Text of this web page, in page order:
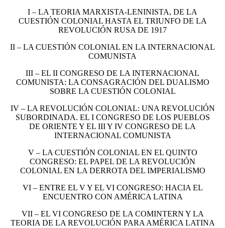
I – LA TEORIA MARXISTA-LENINISTA, DE LA
CUESTIÓN COLONIAL HASTA EL TRIUNFO DE LA
REVOLUCIÓN RUSA DE 1917
II – LA CUESTIÓN COLONIAL EN LA INTERNACIONAL
COMUNISTA
III – EL II CONGRESO DE LA INTERNACIONAL
COMUNISTA: LA CONSAGRACIÓN DEL DUALISMO
SOBRE LA CUESTIÓN COLONIAL
IV – LA REVOLUCIÓN COLONIAL: UNA REVOLUCIÓN
SUBORDINADA. EL I CONGRESO DE LOS PUEBLOS
DE ORIENTE Y EL III Y IV CONGRESO DE LA
INTERNACIONAL COMUNISTA
V – LA CUESTIÓN COLONIAL EN EL QUINTO
CONGRESO: EL PAPEL DE LA REVOLUCIÓN
COLONIAL EN LA DERROTA DEL IMPERIALISMO
VI – ENTRE EL V Y EL VI CONGRESO: HACIA EL
ENCUENTRO CON AMÉRICA LATINA
VII – EL VI CONGRESO DE LA COMINTERN Y LA
TEORIA DE LA REVOLUCIÓN PARA AMÉRICA LATINA